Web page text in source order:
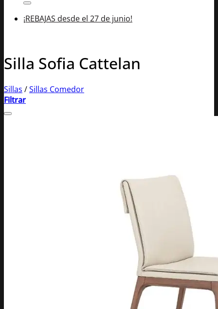
¡REBAJAS desde el 27 de junio!
Silla Sofia Cattelan
Sillas /Sillas Comedor
Filtrar